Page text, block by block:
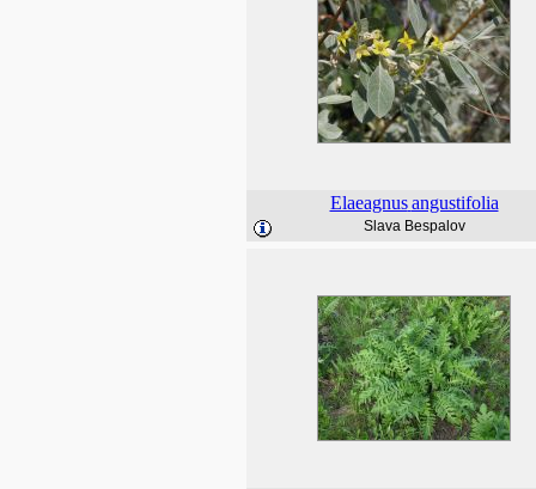
Elaeagnus angustifolia
Slava Bespalov